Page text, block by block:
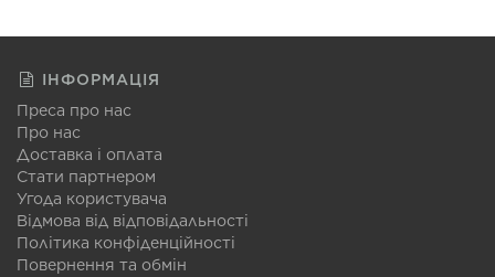
ІНФОРМАЦІЯ
Преса про нас
Про нас
Доставка і оплата
Стати партнером
Угода користувача
Відмова від відповідальності
Політика конфіденційності
Повернення та обмін